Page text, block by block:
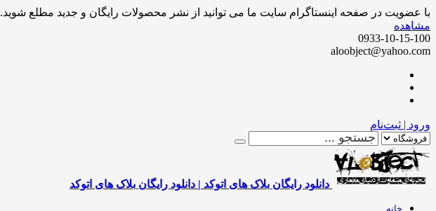
با عضویت در صفحه اینستاگرام سایت ما می توانید از نشر محصولات رایگان و جدید مطلع شوید.
مشاهده
0933-10-15-100
aloobject@yahoo.com
ورود | ثبت‌نام
دانلود رایگان بلاک های اتوکد | دانلود رایگان بلاک های اتوکد
خانه